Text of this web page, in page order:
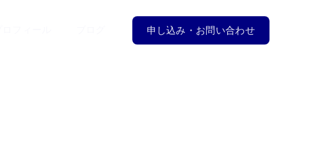
申し込み・お問い合わせ